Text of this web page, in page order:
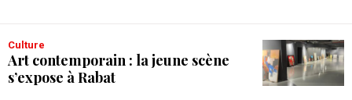
Culture
Art contemporain : la jeune scène
s’expose à Rabat